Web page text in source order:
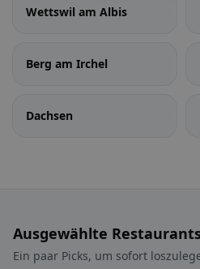
Wettswil am Albis
Berg am Irchel
Dachsen
Ausgewählte
Ein paar Picks, um sofort